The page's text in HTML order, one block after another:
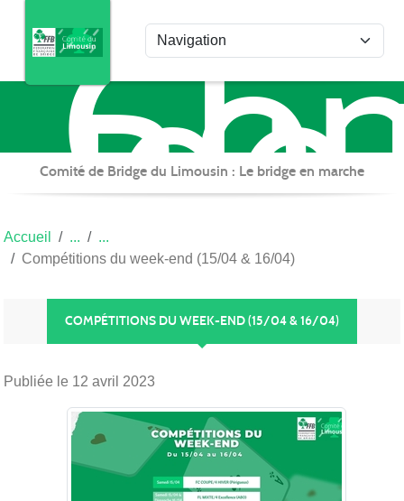
de
du
Comité de Bridge du Limousin : Le bridge en marche
Accueil
Compétitions du week-end (15/04 & 16/04)
COMPÉTITIONS DU WEEK-END (15/04 & 16/04)
Publiée le 12 avril 2023